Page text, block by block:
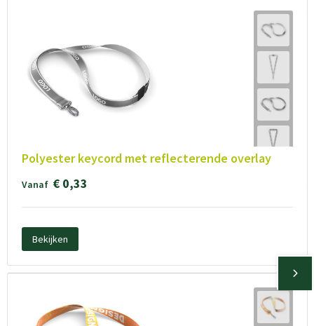
Polyester keycord met reflecterende overlay
Vanaf € 0,33
Bekijken